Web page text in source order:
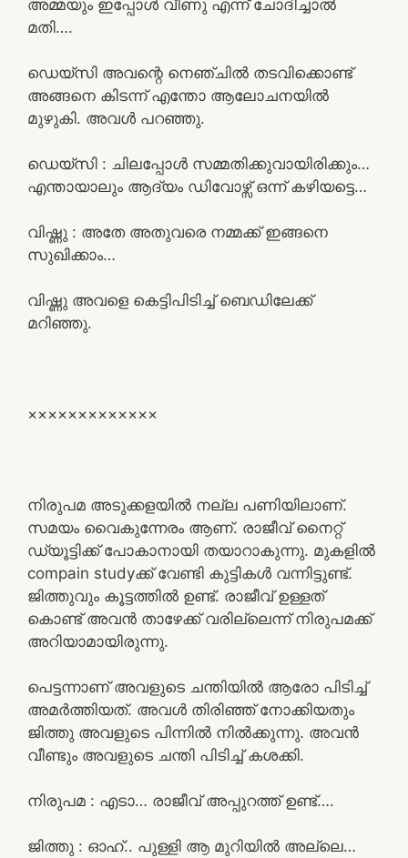
അമ്മയും ഇപ്പോൾ വീണു എന്ന് ചോദിച്ചാൽ
മതി….
ഡെയ്‌സി അവന്റെ നെഞ്ചിൽ തടവിക്കൊണ്ട്
അങ്ങനെ കിടന്ന് എന്തോ ആലോചനയിൽ
മുഴുകി. അവൾ പറഞ്ഞു.
ഡെയ്‌സി : ചിലപ്പോൾ സമ്മതിക്കുവായിരിക്കും…
എന്തായാലും ആദ്യം ഡിവോഴ്സ് ഒന്ന് കഴിയട്ടെ…
വിഷ്ണു : അതേ അതുവരെ നമ്മക്ക് ഇങ്ങനെ
സുഖിക്കാം…
വിഷ്ണു അവളെ കെട്ടിപിടിച്ച് ബെഡിലേക്ക്
മറിഞ്ഞു.
×××××××××××××
നിരുപമ അടുക്കളയിൽ നല്ല പണിയിലാണ്.
സമയം വൈകുന്നേരം ആണ്. രാജീവ് നൈറ്റ്
ഡ്യൂട്ടിക്ക് പോകാനായി തയാറാകുന്നു. മുകളിൽ
compain studyക്ക് വേണ്ടി കുട്ടികൾ വന്നിട്ടുണ്ട്.
ജിത്തുവും കൂട്ടത്തിൽ ഉണ്ട്. രാജീവ് ഉള്ളത്
കൊണ്ട് അവൻ താഴേക്ക് വരില്ലെന്ന് നിരുപമക്ക്
അറിയാമായിരുന്നു.
പെട്ടന്നാണ് അവളുടെ ചന്തിയിൽ ആരോ പിടിച്ച്
അമർത്തിയത്. അവൾ തിരിഞ്ഞ് നോക്കിയതും
ജിത്തു അവളുടെ പിന്നിൽ നിൽക്കുന്നു. അവൻ
വീണ്ടും അവളുടെ ചന്തി പിടിച്ച് കശക്കി.
നിരുപമ : എടാ… രാജീവ് അപ്പുറത്ത് ഉണ്ട്….
ജിത്തു : ഓഹ്.. പുള്ളി ആ മുറിയിൽ അല്ലെ…